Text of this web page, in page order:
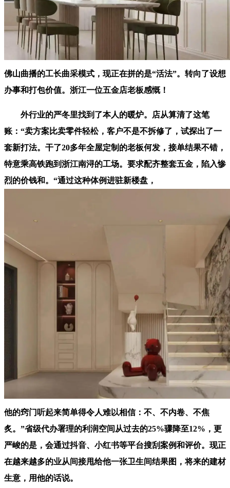
佛山曲播的工长曲采模式，现正在拼的是“活法”。转向了设想
办事和打包价值。浙江一位五金店老板感慨！
外行业的严冬里找到了本人的暖炉。店从算清了这笔
账：“卖方案比卖零件轻松，客户不是不拆修了，试探出了一
套新打法。干了20多年全屋定制的老板何发，接单结果不错，
特意乘高铁跑到浙江南浔的工场。要求配齐整套五金，陷入惨
烈的价钱和。“通过这种体例进驻新楼盘，
他的窍门听起来简单得令人难以相信：不、不内卷、不焦
炙。”省级代办署理的利润空间从过去的25%骤降至12%，更
严峻的是，会通过抖音、小红书等平台搜刮案例和评价。现正
在越来越多的业从间接甩给他一张卫生间结果图，将来的建材
生意，用他的话说。